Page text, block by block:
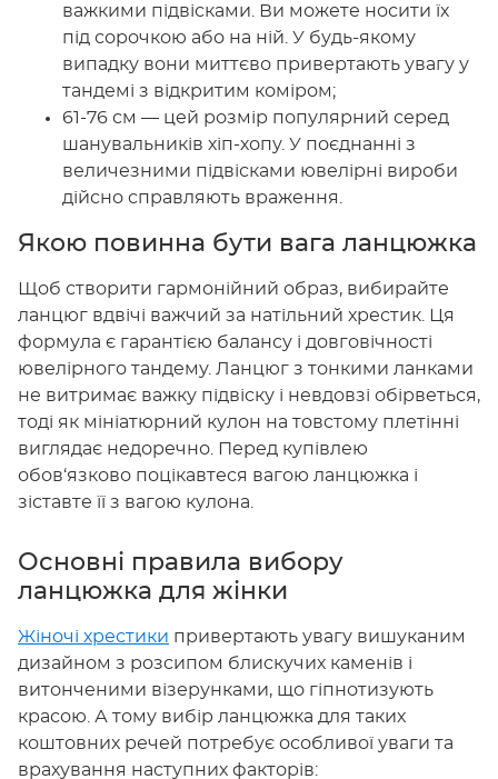
важкими підвісками. Ви можете носити їх
під сорочкою або на ній. У будь-якому
випадку вони миттєво привертають увагу у
тандемі з відкритим коміром;
61-76 см — цей розмір популярний серед
шанувальників хіп-хопу. У поєднанні з
величезними підвісками ювелірні вироби
дійсно справляють враження.
Якою повинна бути вага ланцюжка
Щоб створити гармонійний образ, вибирайте
ланцюг вдвічі важчий за натільний хрестик. Ця
формула є гарантією балансу і довговічності
ювелірного тандему. Ланцюг з тонкими ланками
не витримає важку підвіску і невдовзі обірветься,
тоді як мініатюрний кулон на товстому плетінні
виглядає недоречно. Перед купівлею
обов‘язково поцікавтеся вагою ланцюжка і
зіставте її з вагою кулона.
Основні правила вибору
ланцюжка для жінки
Жіночі хрестики привертають увагу вишуканим
дизайном з розсипом блискучих каменів і
витонченими візерунками, що гіпнотизують
красою. А тому вибір ланцюжка для таких
коштовних речей потребує особливої уваги та
врахування наступних факторів: